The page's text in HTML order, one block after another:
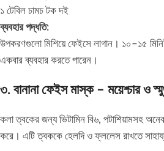
১ টেবিল চামচ টক দই
ব্যবহার পদ্ধতি:
উপকরণগুলো মিশিয়ে ফেইসে লাগান। ১০–১৫
একবার ব্যবহার করতে পারেন।
৩. বানানা ফেইস মাস্ক – ময়েশ্চার ও
কলা ত্বকের জন্য ভিটামিন বি৬, পটাশিয়ামসহ অনেক
করে। এটি ত্বককে হেলদি ও ফ্ললেস রাখতে